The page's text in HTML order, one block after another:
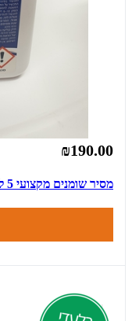
₪190.00
מסיר שומנים מקצועי 5 ליטר- זהר G